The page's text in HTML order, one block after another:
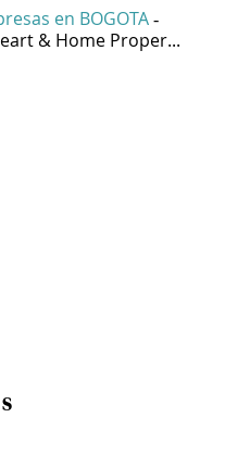
en BOGOTA -
& Home Proper...